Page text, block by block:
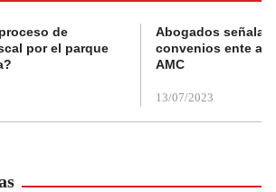
de
por el parque
Abogados
convenios ente
AMC
13/07/2023